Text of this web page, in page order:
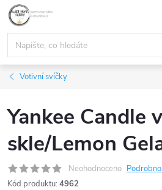
Přejít
obsah
Votivní svíčky
Yankee Candle
skle/Lemon
Neohodnoceno
Kód produktu: 4962